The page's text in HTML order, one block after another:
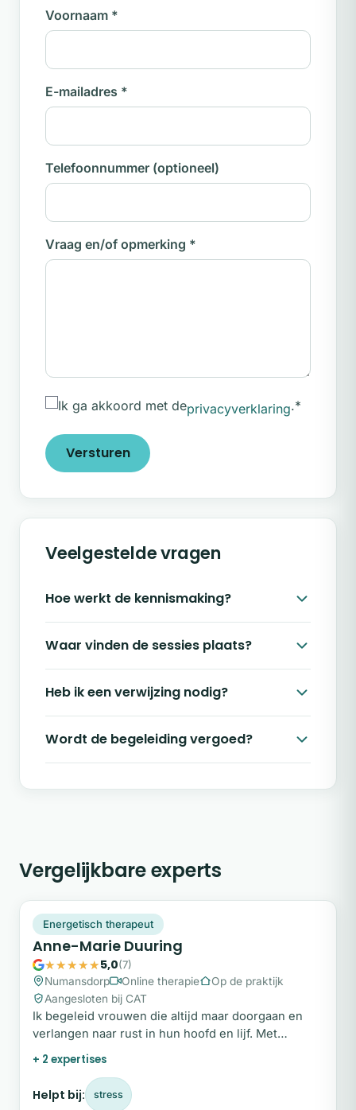
Voornaam *
E-mailadres *
Telefoonnummer (optioneel)
Vraag en/of opmerking *
Ik ga akkoord met deprivacyverklaring.*
Versturen
Veelgestelde vragen
Hoe werkt de kennismaking?
Waar vinden de sessies plaats?
Heb ik een verwijzing nodig?
Wordt de begeleiding vergoed?
Vergelijkbare experts
AD
Plek beschikbaar
Energetisch therapeut
Anne-Marie Duuring
5,0(7)
Numansdorp
Online therapie
Op de praktijk
Aangesloten bij CAT
Ik begeleid vrouwen die altijd maar doorgaan en
verlangen naar rust in hun hoofd en lijf. Met
energetisch werk, Reiki en NEI therapie, en elke
sessie op maat.
+ 2 expertises
Helpt bij: stress